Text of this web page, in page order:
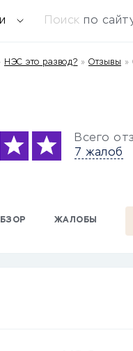
Поиск по
НЭС это развод? » Отзывы »
Всего
7 жалоб
ЖАЛОБЫ